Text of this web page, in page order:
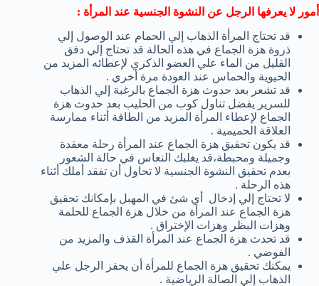
أمور لا يعرفها الرجل عن النشوة الجنسية عند المرأة :
قد تحتاج المرأة الذهاب إلي الحمام عند الوصول إلي
ذروة هزة الجماع في هذه الحالة قد تحتاج إلي دفق
القليل من الماء علي العضو الذكري لإعطائه المزيد من
الحيوية والحماس عند العودة مرة أخري .
قد تشعر بعد حدوث هزة الجماع بالرغبة إلي الذهاب
للسرير يفضل تناول كوب من الحليب بعد حدوث هزة
الجماع لإعطاء المرأة المزيد من الطاقة أثناء ممارسة
العلاقة الحميمية .
قد يكون تحقيق هزة الجماع عند المرأة رحلة معقدة
وجميلة ومحبطة،قد يغلبك النعاس في حالة الشعور
بعدم تحقيق النشوة الجنسية لا تحاول أن تفقد أملك أثناء
هذه الرحلة .
لا تحتاج إلي إدخال أي شئ في المهبل بإمكانك تحقيق
هزة الجماع عند المرأة من خلال هزة الجماع للحلمة
وهزات البظر وهزات الإختراق .
قد تحدث هزة الجماع عند المرأة القذف والمزيد من
الفوضي .
يمكنك تحقيق هزة الجماع للمرأة أن يحفز الرجل علي
الذهاب إلي الصالة الرياضية .